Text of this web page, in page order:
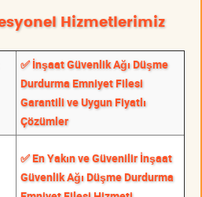
Hizmetlerimiz
✅ İnşaat Güvenlik Ağı Düşme
Durdurma Emniyet Filesi
Garantili ve Uygun Fiyatlı
Çözümler
✅ En Yakın ve Güvenilir İnşaat
Güvenlik Ağı Düşme Durdurma